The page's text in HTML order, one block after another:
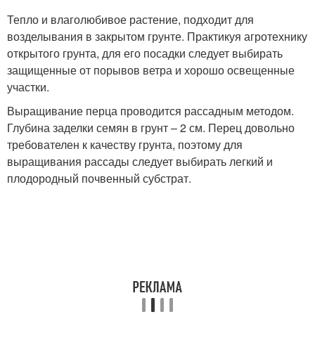
Тепло и влаголюбивое растение, подходит для
возделывания в закрытом грунте. Практикуя агротехнику
открытого грунта, для его посадки следует выбирать
защищенные от порывов ветра и хорошо освещенные
участки.
Выращивание перца проводится рассадным методом.
Глубина заделки семян в грунт – 2 см. Перец довольно
требователен к качеству грунта, поэтому для
выращивания рассады следует выбирать легкий и
плодородный почвенный субстрат.